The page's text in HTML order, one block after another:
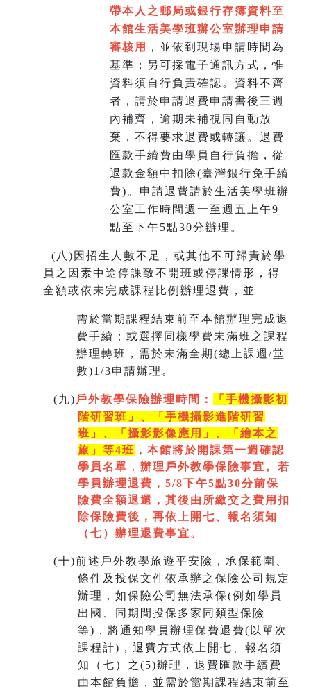
帶本人之郵局或銀行存簿資料至
本館生活美學班辦公室辦理申請
審核用
，並依到現場申請時間為
基準；另可採電子通訊方式，惟
資料須自行負責確認。資料不齊
者，請於申請退費申請書後三週
內補齊，逾期未補視同自動放
棄，不得要求退費或轉讓。退費
匯款手續費由學員自行負擔，從
退款金額中扣除(臺灣銀行免手續
費)。申請退費請於生活美學班辦
公室工作時間週一至週五上午9
點至下午5點30分辦理。
( 八)因招生人數不足，或其他不可歸責於學
員之因素中途停課致不開班或停課情形，得
全額或依未完成課程比例辦理退費，並
需於當期課程結束前至本館辦理完成退
費手續；或選擇同樣學費未滿班之課程
辦理轉班，需於未滿全期(總上課週/堂
數)1/3申請辦理。
(九) 戶外教學保險辦理時間：
「手機攝影初
階研習班」、「手機攝影進階研習
班」、「 攝影影像應用」、「繪本之
旅」等4班 ，本館將於開課第一週 確認
學員名單 ， 辦理戶外教學保險事宜。若
學員辦理退費，5/8下午5點30分前保
險費全額退還，其後由所繳交之費用扣
除保險費後，再依上開七、 報名須知
（七）辦理退費事宜。
(十)前述戶外教學旅遊平安險，承保範圍、
條件及投保文件依承辦之保險公司規定
辦理，如保險公司無法承保(例如學員
出國、同期間投保多家同類型保險
等)，將通知學員辦理保費退費(以單次
課程計)，退費方式依上開七、報名須
知（七）之(5)辦理，退費匯款手續費
由本館負擔，並需於當期課程結束前至